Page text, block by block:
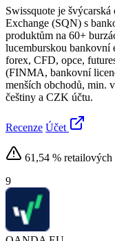
Swissquote je
Exchange (SQN) s
produktům na 60+
lucemburskou bankovní
forex, CFD, opce,
(FINMA, bankovní
menších obchodů, min.
češtiny a CZK účtu.
Recenze Účet
61,54 %
9